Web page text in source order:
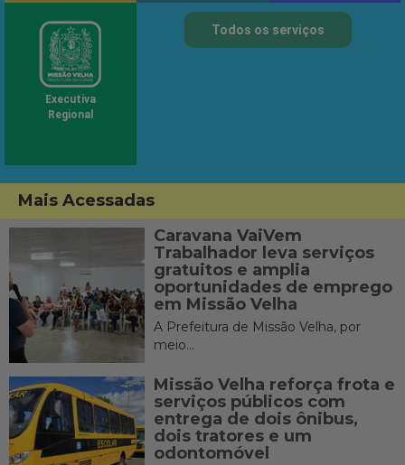
Executiva
Regional
Todos os serviços
Mais Acessadas
Caravana VaiVem
Trabalhador leva serviços
gratuitos e amplia
oportunidades de emprego
em Missão Velha
A Prefeitura de Missão Velha, por
meio...
Missão Velha reforça frota e
serviços públicos com
entrega de dois ônibus,
dois tratores e um
odontomóvel